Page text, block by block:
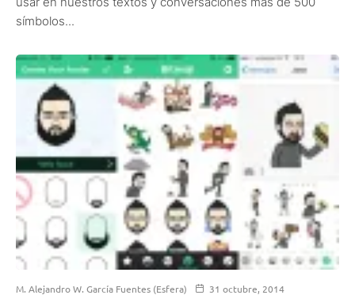
símbolos...
M. Alejandro W. García Fuentes (Esfera) 31 octubre, 2014